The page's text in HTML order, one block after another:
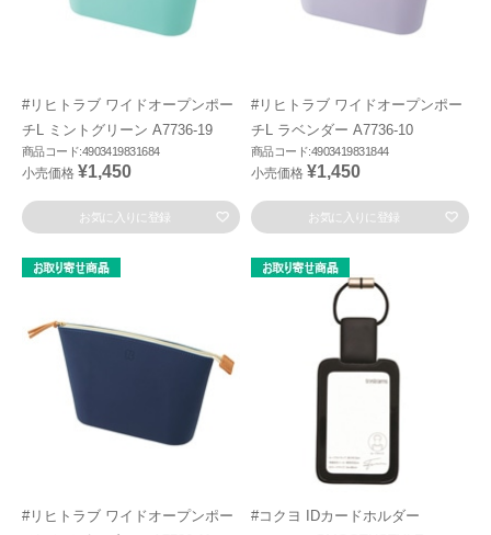
#リヒトラブ ワイドオープンポー
チL ミントグリーン A7736-19
商品コード:4903419831684
小売価格 ¥1,450
お気に入りに登録
#リヒトラブ ワイドオープンポー
チL ラベンダー A7736-10
商品コード:4903419831844
小売価格 ¥1,450
お気に入りに登録
#リヒトラブ ワイドオープンポー
#コクヨ IDカードホルダー